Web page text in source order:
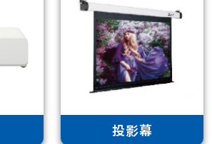
投影幕